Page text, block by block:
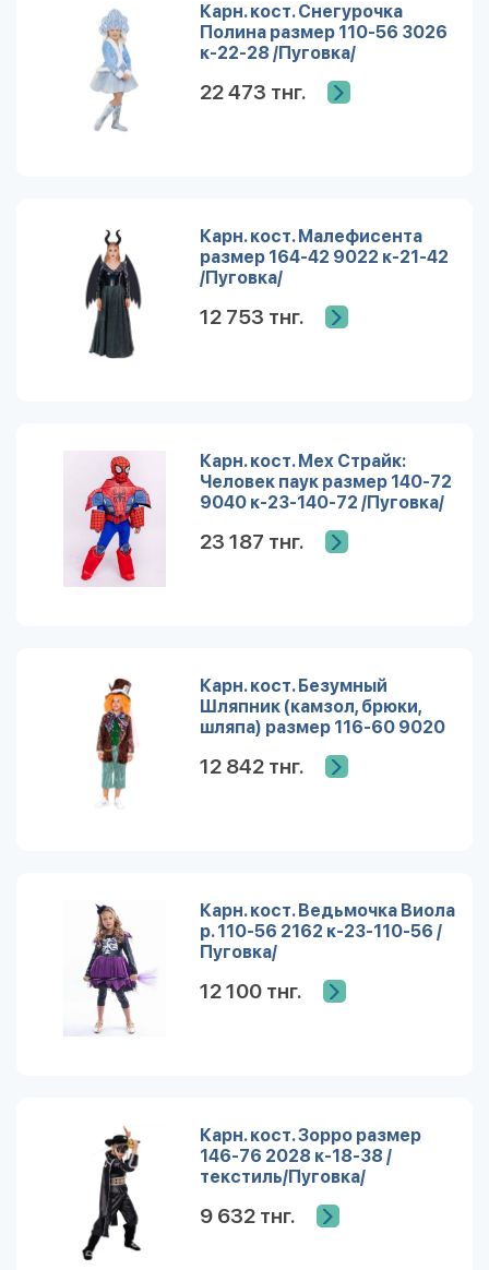
Карн. кост. Снегурочка
Полина размер 110-56 3026
к-22-28 /Пуговка/
22 473 тнг.
Карн. кост. Малефисента
размер 164-42 9022 к-21-42
/Пуговка/
12 753 тнг.
Карн. кост. Мех Страйк:
Человек паук размер 140-72
9040 к-23-140-72 /Пуговка/
23 187 тнг.
Карн. кост. Безумный
Шляпник (камзол, брюки,
шляпа) размер 116-60 9020
12 842 тнг.
Карн. кост. Ведьмочка Виола
р. 110-56 2162 к-23-110-56 /
Пуговка/
12 100 тнг.
Карн. кост. Зорро размер
146-76 2028 к-18-38 /
текстиль/Пуговка/
9 632 тнг.